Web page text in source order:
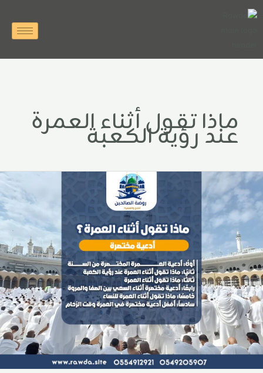
تخطي
إلى
ماذا تقول أثناء العمرة
عند رؤية الكعبة
ماذا
تقول
أثناء
العمرة؟
مختصرة